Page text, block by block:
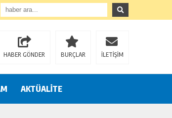
HABER GÖNDER BURÇLAR İLETİŞİM
AKTÜALİTE